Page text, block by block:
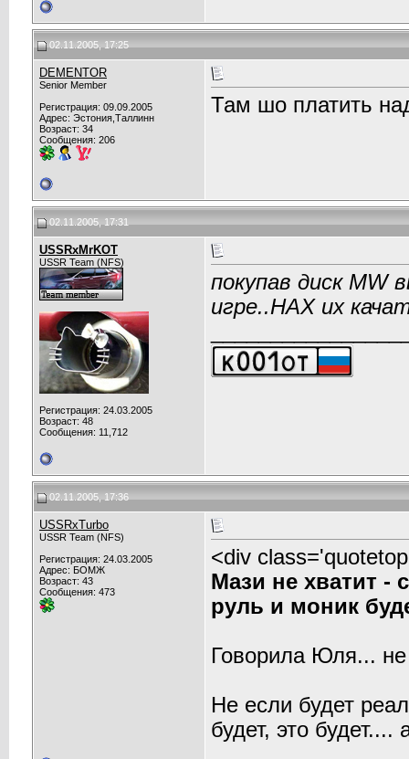
02.11.2005, 17:25
DEMENTOR
Senior Member
Регистрация: 09.09.2005
Адрес: Эстония,Таллинн
Возраст: 34
Сообщения: 206
Там шо платить
02.11.2005, 17:31
USSRxMrKOT
USSR Team (NFS)
Регистрация: 24.03.2005
Возраст: 48
Сообщения: 11,712
покупав диск MW
игре..НАХ их
02.11.2005, 17:36
USSRxTurbo
USSR Team (NFS)
Регистрация: 24.03.2005
Адрес: БОМЖ
Возраст: 43
Сообщения: 473
<div
Мази не хватит -
руль и моник
Говорила Юля...
Не если будет
будет, это будет....